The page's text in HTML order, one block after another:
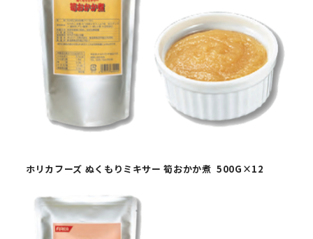
ホリカフーズ ぬくもりミキサー 筍おかか煮 500G ×12